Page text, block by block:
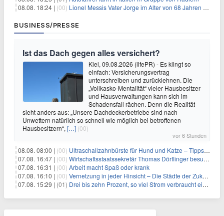
08.08. 18:24 | (00) Lionel Messis Vater Jorge im Alter von 68 Jahren gestorben
BUSINESS/PRESSE
Ist das Dach gegen alles versichert?
Kiel, 09.08.2026 (lifePR) - Es klingt so
einfach: Versicherungsvertrag
unterschreiben und zurücklehnen. Die
„Vollkasko-Mentalität“ vieler Hausbesitzer
und Hausverwaltungen kann sich im
Schadensfall rächen. Denn die Realität
sieht anders aus: „Unsere Dachdeckerbetriebe sind nach
Unwettern natürlich so schnell wie möglich bei betroffenen
Hausbesitzern“, […] (00)
vor 6 Stunden
08.08. 08:00 | (00) Ultraschallzahnbürste für Hund und Katze – Tipps zur erfolgreichen Eingewöhnung
07.08. 16:47 | (00) Wirtschaftsstaatssekretär Thomas Dörflinger besucht Handwerksbetrieb im Kammerbezirk Freiburg
07.08. 16:31 | (00) Arbeit macht Spaß oder krank
07.08. 16:10 | (00) Vernetzung in jeder Hinsicht – Die Städte der Zukunft sind grün-blau
07.08. 15:29 | (01) Drei bis zehn Prozent, so viel Strom verbraucht ein Aufzug im Gebäude